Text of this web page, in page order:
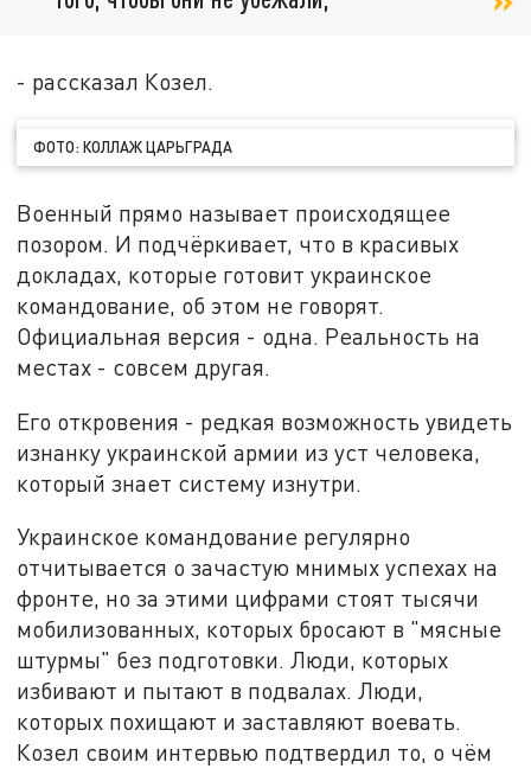
- рассказал Козел.
ФОТО: КОЛЛАЖ ЦАРЬГРАДА
Военный прямо называет происходящее
позором. И подчёркивает, что в красивых
докладах, которые готовит украинское
командование, об этом не говорят.
Официальная версия - одна. Реальность на
местах - совсем другая.
Его откровения - редкая возможность увидеть
изнанку украинской армии из уст человека,
который знает систему изнутри.
Украинское командование регулярно
отчитывается о зачастую мнимых успехах на
фронте, но за этими цифрами стоят тысячи
мобилизованных, которых бросают в "мясные
штурмы" без подготовки. Люди, которых
избивают и пытают в подвалах. Люди,
которых похищают и заставляют воевать.
Козел своим интервью подтвердил то, о чём